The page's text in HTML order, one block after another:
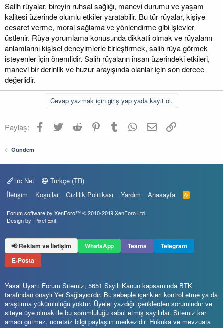
Salih rüyalar, bireyin ruhsal sağlığı, manevi durumu ve yaşam
kalitesi üzerinde olumlu etkiler yaratabilir. Bu tür rüyalar, kişiye
cesaret verme, moral sağlama ve yönlendirme gibi işlevler
üstlenir. Rüya yorumlama konusunda dikkatli olmak ve rüyaların
anlamlarını kişisel deneyimlerle birleştirmek, salih rüya görmek
isteyenler için önemlidir. Salih rüyaların insan üzerindeki etkileri,
manevi bir derinlik ve huzur arayışında olanlar için son derece
değerlidir.
Cevap yazmak için giriş yap yada kayıt ol.
Paylaş: Facebook
TwitterReddit PinterestTumblr WhatsApp
E-postaLink
Gündem
irc Net
Türkçe (TR)
İletişim
Koşullar Gizlilik Politikası Yardım Anasayfa
R
S
Forum software by XenForo™© 2010-2019 XenForo Ltd.
Design by: Pixel Exit
📢 Reklam ve İletişim WhatsApp Teams
Telegram
E-Posta
Yasal Uyarı: Forum Sitemiz; 5651 Sayılı Kanun kapsamında BTK
tarafından onaylı Yer Sağlayıcı'dır. Bu sebeple içerikleri kontrol etme ya da
araştırma yükümlülüğü yoktur. Üyeler yazdığı içeriklerden sorumludur ve
siteye üye olmak ile bu sorumluluğu kabul etmiş sayılırlar. Sitemiz kar
amacı gütmez, ücretsiz bilgi paylaşım merkezidir. Hukuka ve mevzuata